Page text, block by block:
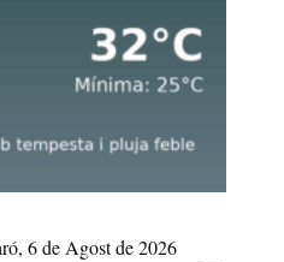
6 de Agost de 2026